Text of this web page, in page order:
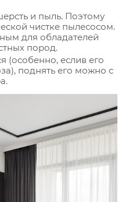
и пыль. Поэтому
чистке пылесосом.
для обладателей
пород.
(особенно, еслив его
поднять его можно с